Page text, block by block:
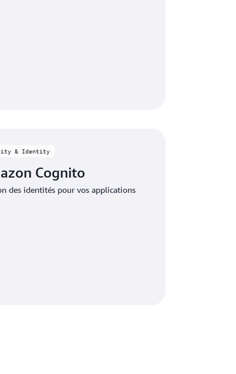
& Identity
Cognito
des identités pour vos applications